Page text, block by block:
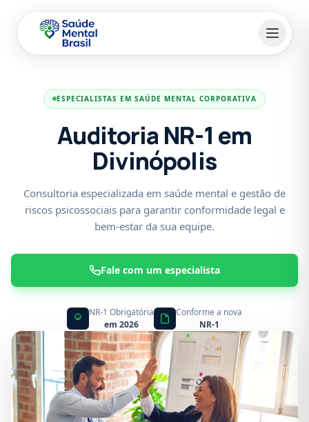
ESPECIALISTAS EM SAÚDE MENTAL CORPORATIVA
Auditoria NR-1 em
Divinópolis
Consultoria especializada em saúde mental e gestão de
riscos psicossociais para garantir conformidade legal e
bem-estar da sua equipe.
Fale com um especialista
NR-1 Obrigatória
em 2026
Conforme a nova
NR-1